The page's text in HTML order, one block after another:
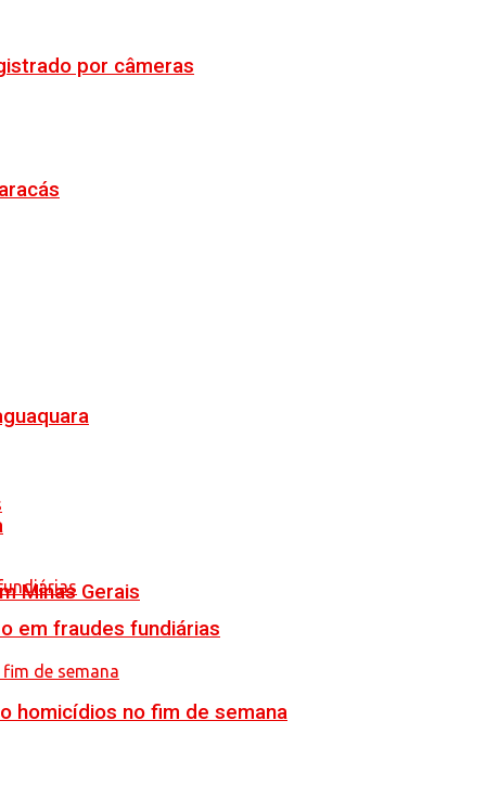
por câmeras
Minas Gerais
em fraudes fundiárias
homicídios no fim de semana